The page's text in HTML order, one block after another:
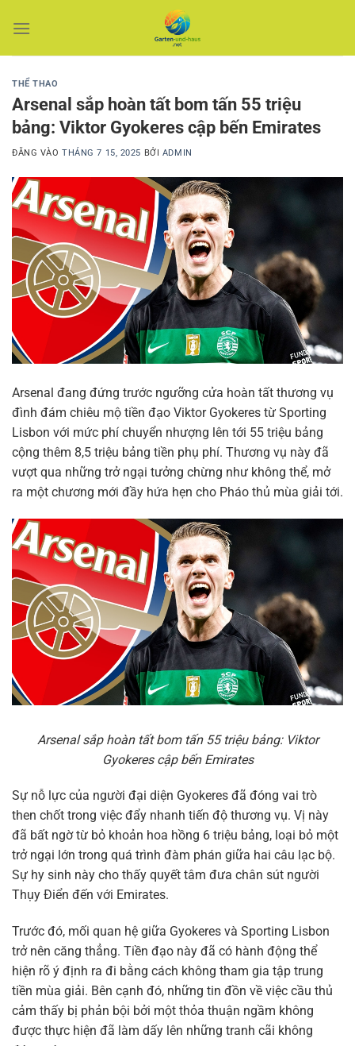
qua
THỂ THAO
Arsenal sắp hoàn tất bom tấn 55 triệu
bảng: Viktor Gyokeres cập bến Emirates
ĐĂNG VÀOTHÁNG 7 15, 2025 BỞI ADMIN
Arsenal đang đứng trước ngưỡng cửa hoàn tất thương vụ
đình đám chiêu mộ tiền đạo Viktor Gyokeres từ Sporting
Lisbon với mức phí chuyển nhượng lên tới 55 triệu bảng
cộng thêm 8,5 triệu bảng tiền phụ phí. Thương vụ này đã
vượt qua những trở ngại tưởng chừng như không thể, mở
ra một chương mới đầy hứa hẹn cho Pháo thủ mùa giải tới.
Arsenal sắp hoàn tất bom tấn 55 triệu bảng: Viktor
Gyokeres cập bến Emirates
Sự nỗ lực của người đại diện Gyokeres đã đóng vai trò
then chốt trong việc đẩy nhanh tiến độ thương vụ. Vị này
đã bất ngờ từ bỏ khoản hoa hồng 6 triệu bảng, loại bỏ một
trở ngại lớn trong quá trình đàm phán giữa hai câu lạc bộ.
Sự hy sinh này cho thấy quyết tâm đưa chân sút người
Thụy Điển đến với Emirates.
Trước đó, mối quan hệ giữa Gyokeres và Sporting Lisbon
trở nên căng thẳng. Tiền đạo này đã có hành động thể
hiện rõ ý định ra đi bằng cách không tham gia tập trung
tiền mùa giải. Bên cạnh đó, những tin đồn về việc cầu thủ
cảm thấy bị phản bội bởi một thỏa thuận ngầm không
được thực hiện đã làm dấy lên những tranh cãi không